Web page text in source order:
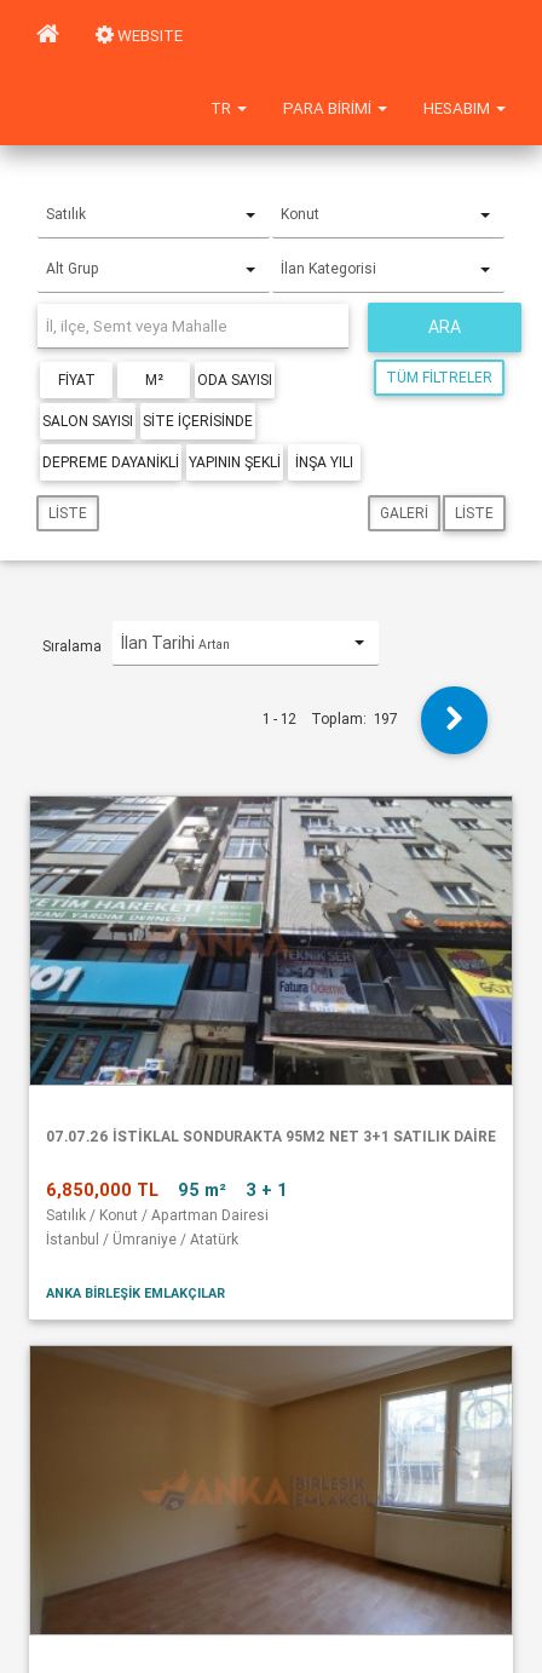
WEBSITE
HESABIM
PARA BIRIMI
TR
Satılık Konut
Alt Grup İlan Kategorisi
ARA
FIYAT M² ODA SAYISI
SALON SAYISI SITE IÇERISINDE
DEPREME DAYANIKLI YAPININ ŞEKLI İNŞA YILI
TÜM FILTRELER
LISTE GALERI LISTE
Sıralama İlan Tarihi Artan
1 - 12 Toplam: 197
07.07.26 İSTİKLAL SONDURAKTA 95M2 NET 3+1 SATILIK DAİRE
6,850,000 TL 95 m² 3 + 1
Satılık / Konut / Apartman Dairesi
İstanbul / Ümraniye / Atatürk
ANKA BİRLEŞİK EMLAKÇILAR